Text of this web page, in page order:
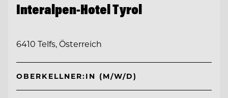
Interalpen-Hotel Tyrol
6410 Telfs, Österreich
OBERKELLNER:IN (M/W/D)